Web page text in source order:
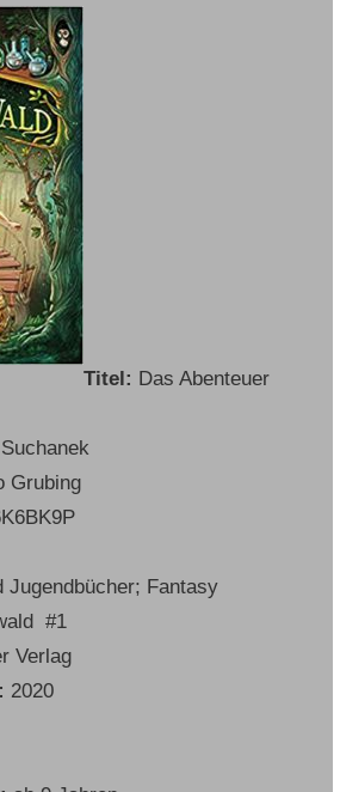
Titel: Das Abenteuer
Grubing
Jugendbücher; Fantasy
#1
Verlag
2020